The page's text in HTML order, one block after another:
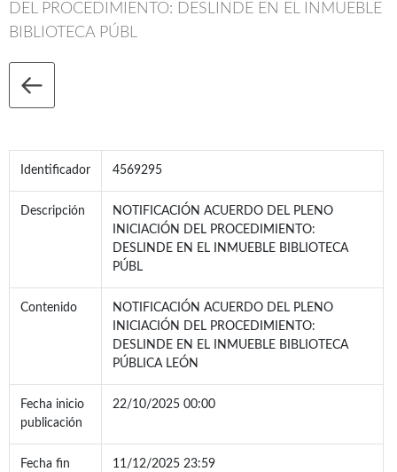
DEL PROCEDIMIENTO: DESLINDE EN EL INMUEBLE
BIBLIOTECA PÚBL
Identificador 4569295
Descripción
NOTIFICACIÓN ACUERDO DEL PLENO
INICIACIÓN DEL PROCEDIMIENTO:
DESLINDE EN EL INMUEBLE BIBLIOTECA
PÚBL
Contenido
NOTIFICACIÓN ACUERDO DEL PLENO
INICIACIÓN DEL PROCEDIMIENTO:
DESLINDE EN EL INMUEBLE BIBLIOTECA
PÚBLICA LEÓN
Fecha inicio
publicación
22/10/2025 00:00
Fecha fin
11/12/2025 23:59